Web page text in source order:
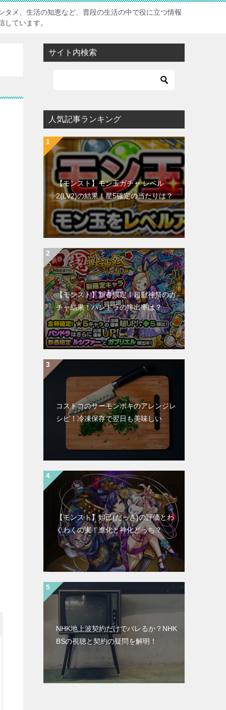
タメ、生活の知恵など、普段の生活の中で役に立つ情報
ています。
サイト内検索
人気記事ランキング
【モンスト】モン玉ガチャ レベル
2(LV2)の結果！星5確定の当たりは？
【モンスト】新春限定！超獣神祭のガ
チャ結果！パンドラの排出率は？
コストコのサーモンポキのアレンジレ
シピ！冷凍保存で翌日も美味しい
【モンスト】妲己(だっき)の評価とわ
くわくの実！進化と神化どっち？
NHK地上波契約だけでバレるか？NHK
BSの視聴と契約の疑問を解明！